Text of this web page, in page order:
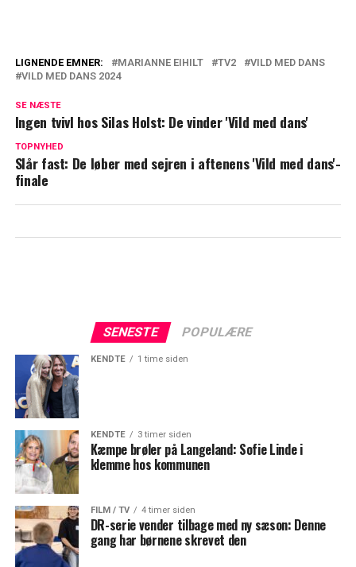
Thomas Evers Poulsen: Det var den
Spekulationerne går: Disse, mener
LIGNENDE EMNER: MARIANNE EIHILT TV2
VILD MED DANS
VILD MED DANS 2024
SE NÆSTE
Ingen tvivl hos Silas Holst: De vinder 'Vild med dans'
TOPNYHED
Slår fast: De løber med sejren i aftenens 'Vild med dans'-
finale
SENESTE POPULÆRE
KENDTE 1 time siden
KENDTE 3 timer siden
Kæmpe brøler på Langeland: Sofie Linde i
klemme hos kommunen
FILM / TV 4 timer siden
DR-serie vender tilbage med ny sæson: Denne
gang har børnene skrevet den